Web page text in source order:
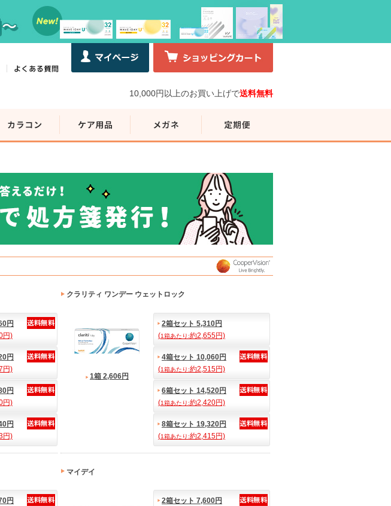
10,000円以上のお買い上げで送料無料
円
円)
円
円)
円
円)
円
円)
クラリティ ワンデー ウェットロック
1箱 2,606円
2箱セット 5,310円
(1箱あたり:約2,655円)
4箱セット 10,060円
(1箱あたり:約2,515円)
6箱セット 14,520円
(1箱あたり:約2,420円)
8箱セット 19,320円
(1箱あたり:約2,415円)
円
マイデイ
2箱セット 7,600円